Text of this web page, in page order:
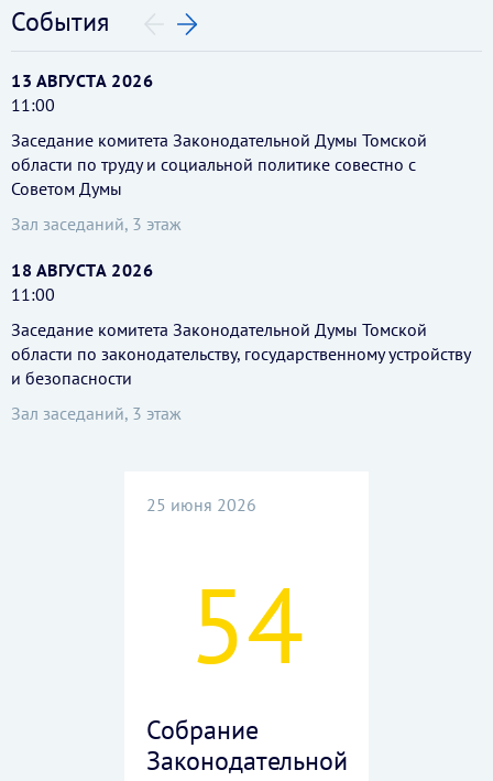
События
13 АВГУСТА 2026
11:00
Заседание комитета Законодательной Думы Томской
области по труду и социальной политике совестно с
Советом Думы
Зал заседаний, 3 этаж
18 АВГУСТА 2026
11:00
Заседание комитета Законодательной Думы Томской
области по законодательству, государственному устройству
и безопасности
Зал заседаний, 3 этаж
25 июня 2026
54
Собрание
Законодательной